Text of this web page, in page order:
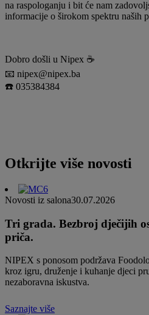
na raspologanju i bit će nam
informacije o širokom spektru naših
Dobro došli u Nipex ☕️
📧 nipex@nipex.ba
☎️ 035384384
Otkrijte više novosti
Novosti iz salona30.07.2026
Tri grada. Bezbroj dječijih
priča.
NIPEX s ponosom podržava
kroz igru, druženje i kuhanje djeci
nezaboravna iskustva.
Saznajte više